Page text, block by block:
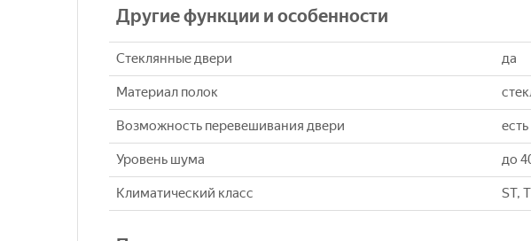
Другие функции и особенности
Стеклянные двери да
Материал полок
Возможность перевешивания двери есть
Уровень шума до
Климатический класс ST, T